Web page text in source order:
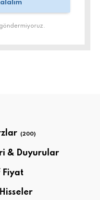
(200)
& Duyurular
Fiyat